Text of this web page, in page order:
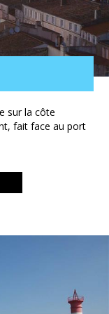
sur la côte
fait face au port